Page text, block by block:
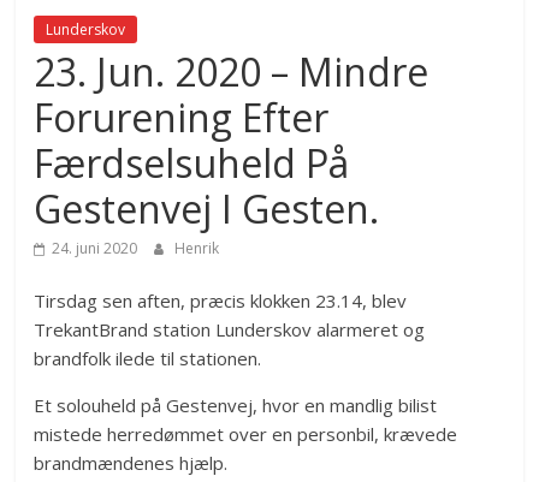
Lunderskov
23. Jun. 2020 – Mindre
Forurening Efter
Færdselsuheld På
Gestenvej I Gesten.
24. juni 2020 Henrik
Tirsdag sen aften, præcis klokken 23.14, blev
TrekantBrand station Lunderskov alarmeret og
brandfolk ilede til stationen.
Et solouheld på Gestenvej, hvor en mandlig bilist
mistede herredømmet over en personbil, krævede
brandmændenes hjælp.